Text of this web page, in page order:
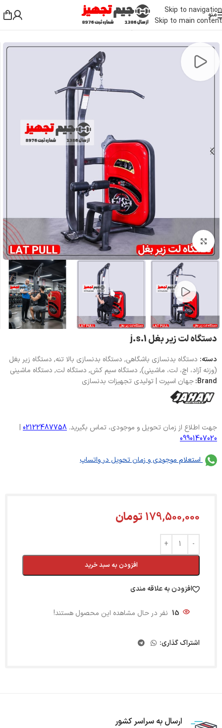
Skip to navigation
Skip to main content
منو
دستگاه بدنسازی باشگاهی/دستگاه بدنسازی بالا تنه
بزرگنمایی تصویر
دستگاه لت زیر بغل j.s.1
دسته: دستگاه بدنسازی باشگاهی, دستگاه بدنسازی بالا تنه, دستگاه زیر بغل
(وزنه آزاد، اچ، لت، ماشینی), دستگاه سیم کش, دستگاه لت, دستگاه ماشینی
Brand: جهان اسپرت | تولیدی تجهیزات بدنسازی
جهت اطلاع از زمان تحویل و موجودی، تماس بگیرید. 02122487758
|
09901407020
استعلام موجودی و زمان تحویل در واتساپ
179,500,000 تومان
افزودن به سبد خرید
افزودن به علاقه مندی
15 نفر در حال مشاهده این محصول هستند!
اشتراک گذاری:
ارسال به سراسر کشور